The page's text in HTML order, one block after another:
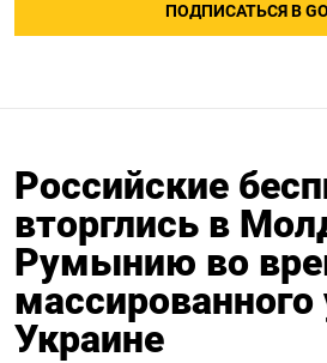
ПОДПИСАТЬСЯ В
Российские
вторглись в
Румынию во
массированного
Украине